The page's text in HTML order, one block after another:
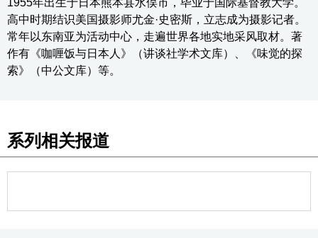
高中时期结识美国摄影师尤金·史密斯，立志成为摄影记者。
常年以东南亚为活动中心，走遍世界各地实地采风取材。著
作有《咖喱饭与日本人》（讲谈社学术文库）、《味觉的探
索》（中公文库）等。
系列相关报道